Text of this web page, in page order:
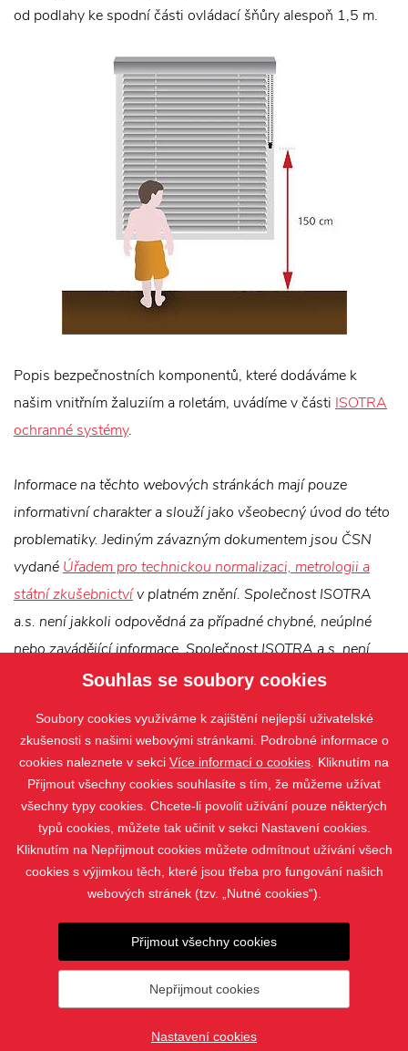
od podlahy ke spodní části ovládací šňůry alespoň 1,5 m.
Popis bezpečnostních komponentů, které dodáváme k
našim vnitřním žaluziím a roletám, uvádíme v části ISOTRA
ochranné systémy.
Informace na těchto webových stránkách mají pouze
informativní charakter a slouží jako všeobecný úvod do této
problematiky. Jediným závazným dokumentem jsou ČSN
vydané Úřadem pro technickou normalizaci, metrologii a
státní zkušebnictvív platném znění. Společnost ISOTRA
a.s. není jakkoli odpovědná za případné chybné, neúplné
nebo zavádějící informace. Společnost ISOTRA a.s. není
rovněž odpovědná za jakékoli ztráty způsobené se
PRODUKTY
vytvořilwebProgress
Souhlas se soubory cookies
Soubory cookies využíváme k zajištění nejlepší uživatelské
zkušenosti s našimi webovými stránkami. Podrobné informace o
cookies naleznete v sekci Více informací o cookies . Kliknutím na
Přijmout všechny cookies souhlasíte s tím, že můžeme užívat
všechny typy cookies. Chcete-li povolit užívání pouze některých
typů cookies, můžete tak učinit v sekci Nastavení cookies.
Kliknutím na Nepřijmout cookies můžete odmítnout užívání všech
cookies s výjimkou těch, které jsou třeba pro fungování našich
webových stránek (tzv. „Nutné cookies“).
Přijmout všechny cookies
Nepřijmout cookies
Nastavení cookies